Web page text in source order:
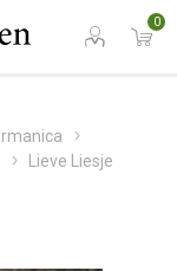
0
Lieve Liesje